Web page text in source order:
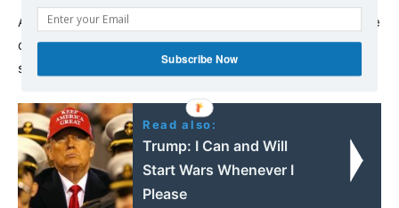
Ainsi, ni le respect des libertés publiques dans un Etat de
droit, ni celui de la démocratie locale, ne n’est l’objet de
sa lutte actuelle.
Read also:
Trump: I Can and Will
Start Wars Whenever I
Please
Subscribe Now